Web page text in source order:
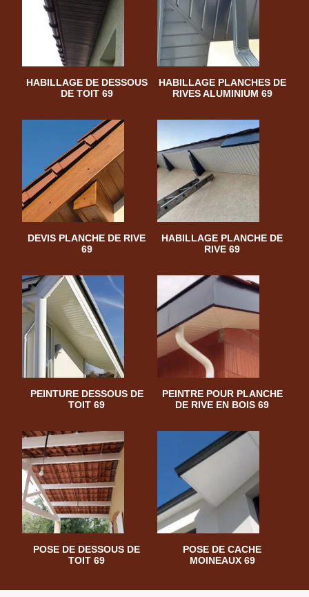
HABILLAGE DE DESSOUS
DE TOIT 69
HABILLAGE PLANCHES DE
RIVES ALUMINIUM 69
DEVIS PLANCHE DE RIVE
69
HABILLAGE PLANCHE DE
RIVE 69
PEINTURE DESSOUS DE
TOIT 69
PEINTRE POUR PLANCHE
DE RIVE EN BOIS 69
POSE DE DESSOUS DE
TOIT 69
POSE DE CACHE
MOINEAUX 69